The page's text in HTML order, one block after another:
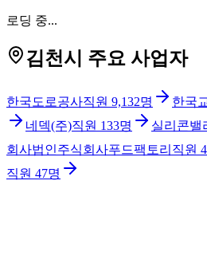
로딩 중...
김천시 주요 사업자
한국도로공사직원 9,132명 한국
네덱(주)직원 133명 실리콘밸
회사법인주식회사푸드팩토리 직원
직원 47명